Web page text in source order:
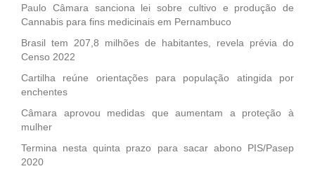
Paulo Câmara sanciona lei sobre cultivo e produção de
Cannabis para fins medicinais em Pernambuco
Brasil tem 207,8 milhões de habitantes, revela prévia do
Censo 2022
Cartilha reúne orientações para população atingida por
enchentes
Câmara aprovou medidas que aumentam a proteção à
mulher
Termina nesta quinta prazo para sacar abono PIS/Pasep
2020